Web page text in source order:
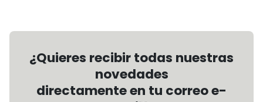
¿Quieres recibir todas nuestras
novedades
directamente en tu correo e-